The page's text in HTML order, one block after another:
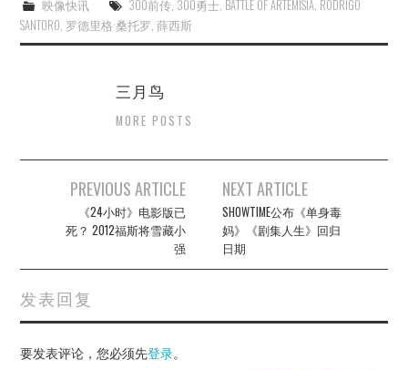
映像快讯 300前传, 300勇士, BATTLE OF ARTEMISIA, RODRIGO
SANTORO, 罗德里格·桑托罗,薛西斯
三月鸟
MORE POSTS
navigation
PREVIOUS ARTICLE
《24小时》电影版已
死？ 2012福斯将雪藏小
强
NEXT ARTICLE
SHOWTIME公布《单身毒
妈》《剧集人生》回归
日期
发表回复
要发表评论，您必须先登录。